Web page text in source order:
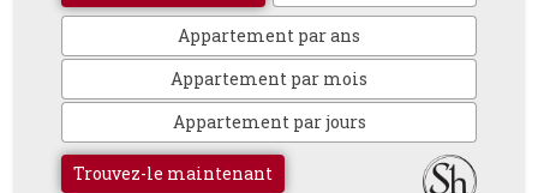
Appartement par ans
Appartement par mois
Appartement par jours
Trouvez-le maintenant